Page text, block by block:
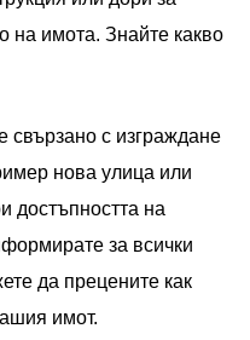
на имота. Знайте какво
свързано с изграждане
нова улица или
достъпността на
за всички
да прецените как
имот.